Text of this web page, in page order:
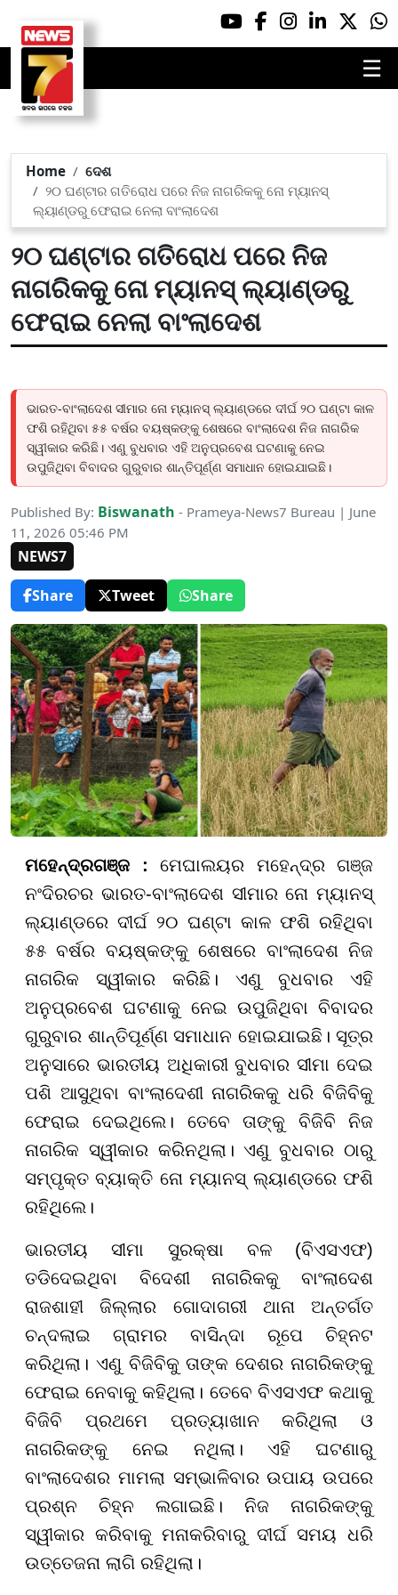
☰
Home
ଦେଶ
୨୦ ଘଣ୍ଟାର ଗତିରୋଧ ପରେ ନିଜ ନାଗରିକକୁ ନୋ ମ୍ୟାନସ୍
ଲ୍ୟାଣ୍ଡରୁ ଫେରାଇ ନେଲା ବାଂଲାଦେଶ
୨୦ ଘଣ୍ଟାର ଗତିରୋଧ ପରେ ନିଜ
ନାଗରିକକୁ ନୋ ମ୍ୟାନସ୍ ଲ୍ୟାଣ୍ଡରୁ
ଫେରାଇ ନେଲା ବାଂଲାଦେଶ
ଭାରତ-ବାଂଲାଦେଶ ସୀମାର ନୋ ମ୍ୟାନସ୍ ଲ୍ୟାଣ୍ଡରେ ଦୀର୍ଘ ୨୦ ଘଣ୍ଟା କାଳ
ଫଶି ରହିଥିବା ୫୫ ବର୍ଷର ବୟଷ୍କଙ୍କୁ ଶେଷରେ ବାଂଲାଦେଶ ନିଜ ନାଗରିକ
ସ୍ୱୀକାର କରିଛି। ଏଣୁ ବୁଧବାର ଏହି ଅନୁପ୍ରବେଶ ଘଟଣାକୁ ନେଇ
ଉପୁଜିଥିବା ବିବାଦର ଗୁରୁବାର ଶାନ୍ତିପୂର୍ଣ୍ଣ ସମାଧାନ ହୋଇଯାଇଛି।
Published By: Biswanath - Prameya-News7 Bureau | June
11, 2026 05:46 PM
NEWS7
Share
Tweet Share
ମହେନ୍ଦ୍ରଗଞ୍ଜ : ମେଘାଲୟର ମହେନ୍ଦ୍ର ଗଞ୍ଜ
ନଂଦିରଚର ଭାରତ-ବାଂଲାଦେଶ ସୀମାର ନୋ ମ୍ୟାନସ୍
ଲ୍ୟାଣ୍ଡରେ ଦୀର୍ଘ ୨୦ ଘଣ୍ଟା କାଳ ଫଶି ରହିଥିବା
୫୫ ବର୍ଷର ବୟଷ୍କଙ୍କୁ ଶେଷରେ ବାଂଲାଦେଶ ନିଜ
ନାଗରିକ ସ୍ୱୀକାର କରିଛି। ଏଣୁ ବୁଧବାର ଏହି
ଅନୁପ୍ରବେଶ ଘଟଣାକୁ ନେଇ ଉପୁଜିଥିବା ବିବାଦର
ଗୁରୁବାର ଶାନ୍ତିପୂର୍ଣ୍ଣ ସମାଧାନ ହୋଇଯାଇଛି। ସୂତ୍ର
ଅନୁସାରେ ଭାରତୀୟ ଅଧିକାରୀ ବୁଧବାର ସୀମା ଦେଇ
ପଶି ଆସୁଥିବା ବାଂଲାଦେଶୀ ନାଗରିକକୁ ଧରି ବିଜିବିକୁ
ଫେରାଇ ଦେଇଥିଲେ। ତେବେ ତାଙ୍କୁ ବିଜିବି ନିଜ
ନାଗରିକ ସ୍ୱୀକାର କରିନଥିଲା। ଏଣୁ ବୁଧବାର ଠାରୁ
ସମ୍ପୃକ୍ତ ବ୍ୟାକ୍ତି ନୋ ମ୍ୟାନସ୍ ଲ୍ୟାଣ୍ଡରେ ଫଶି
ରହିଥିଲେ।
ଭାରତୀୟ ସୀମା ସୁରକ୍ଷା ବଳ (ବିଏସଏଫ)
ତଡିଦେଇଥିବା ବିଦେଶୀ ନାଗରିକକୁ ବାଂଲାଦେଶ
ରାଜଶାହୀ ଜିଲ୍ଲାର ଗୋଦାଗରୀ ଥାନା ଅନ୍ତର୍ଗତ
ଚନ୍ଦଲାଇ ଗ୍ରାମର ବାସିନ୍ଦା ରୂପେ ଚିହ୍ନଟ
କରିଥିଲା। ଏଣୁ ବିଜିବିକୁ ତାଙ୍କ ଦେଶର ନାଗରିକଙ୍କୁ
ଫେରାଇ ନେବାକୁ କହିଥିଲା। ତେବେ ବିଏସଏଫ କଥାକୁ
ବିଜିବି ପ୍ରଥମେ ପ୍ରତ୍ୟାଖାନ କରିଥିଲା ଓ
ନାଗରିକଙ୍କୁ ନେଇ ନଥିଲା। ଏହି ଘଟଣାରୁ
ବାଂଲାଦେଶର ମାମଲା ସମ୍ଭାଳିବାର ଉପାୟ ଉପରେ
ପ୍ରଶ୍ନ ଚିହ୍ନ ଲଗାଇଛି। ନିଜ ନାଗରିକଙ୍କୁ
ସ୍ୱୀକାର କରିବାକୁ ମନାକରିବାରୁ ଦୀର୍ଘ ସମୟ ଧରି
ଉତ୍ତେଜନା ଲାଗି ରହିଥିଲା।